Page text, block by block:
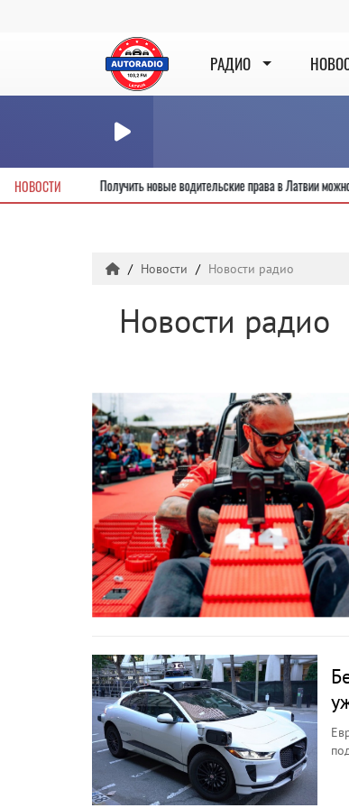
РАДИО
НОВОСТИ
первой секунды Получить новые водительские права в
Новости Новости радио
Новости радио